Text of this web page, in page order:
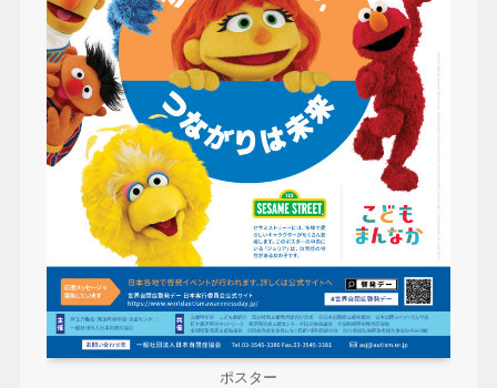
ポスター